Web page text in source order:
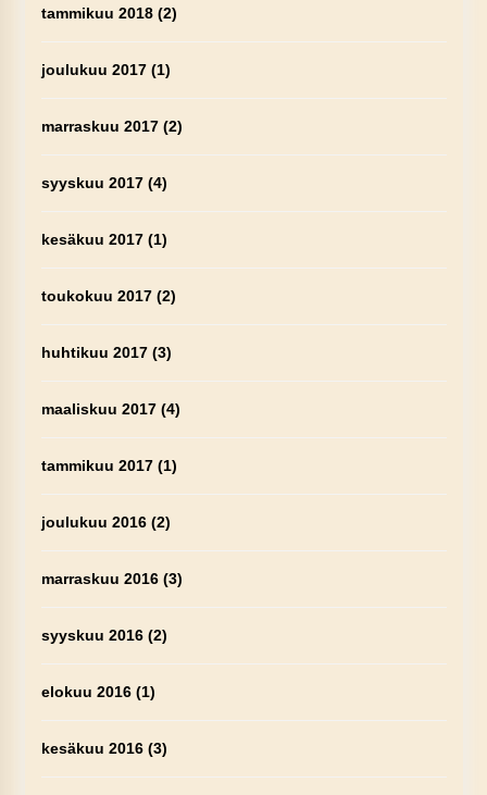
tammikuu 2018(2)
joulukuu 2017(1)
marraskuu 2017(2)
syyskuu 2017(4)
kesäkuu 2017(1)
toukokuu 2017(2)
huhtikuu 2017(3)
maaliskuu 2017(4)
tammikuu 2017(1)
joulukuu 2016(2)
marraskuu 2016(3)
syyskuu 2016(2)
elokuu 2016(1)
kesäkuu 2016(3)